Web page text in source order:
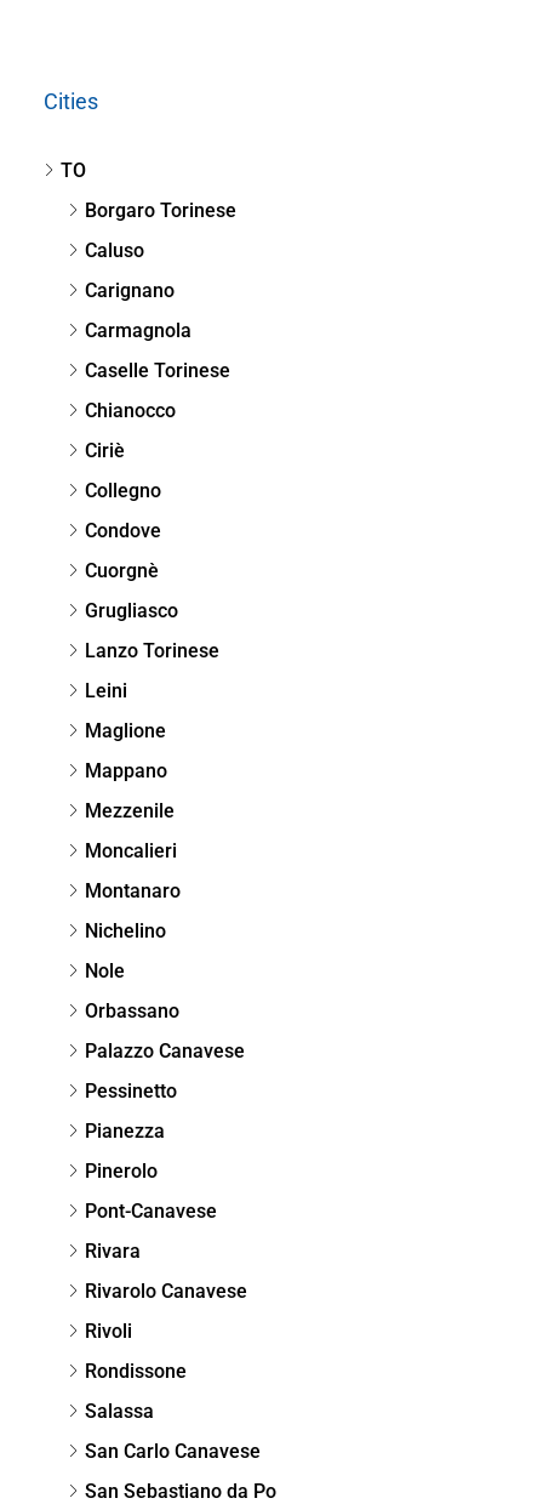
Cities
TO
Borgaro Torinese
Caluso
Carignano
Carmagnola
Caselle Torinese
Chianocco
Ciriè
Collegno
Condove
Cuorgnè
Grugliasco
Lanzo Torinese
Leini
Maglione
Mappano
Mezzenile
Moncalieri
Montanaro
Nichelino
Nole
Orbassano
Palazzo Canavese
Pessinetto
Pianezza
Pinerolo
Pont-Canavese
Rivara
Rivarolo Canavese
Rivoli
Rondissone
Salassa
San Carlo Canavese
San Sebastiano da Po